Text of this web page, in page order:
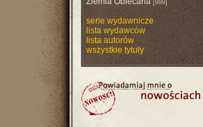
[989]
serie wydawnicze
lista wydawców
lista autorów
wszystkie tytuły